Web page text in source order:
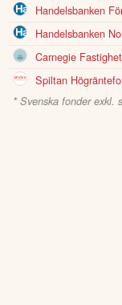
därför innehålla
rådgivning. Ta
innan du fattar
andra
kontakta oss.
Handelsbanken
Handelsbanken
Carnegie
Spiltan
* Svenska fonder exkl.